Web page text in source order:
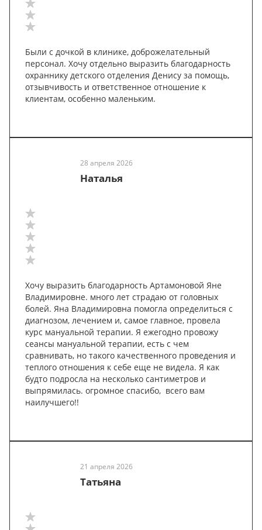
Были с дочкой в клинике, доброжелательный
персонал. Хочу отдельно выразить благодарность
охраннику детского отделения Денису за помощь,
отзывчивость и ответственное отношение к
клиентам, особенно маленьким.
28 апреля 2026
Наталья
Хочу выразить благодарность Артамоновой Яне
Владимировне. много лет страдаю от головных
болей. Яна Владимировна помогла определиться с
диагнозом, лечением и, самое главное, провела
курс мануальной терапии. Я ежегодно провожу
сеансы мануальной терапии, есть с чем
сравнивать, но такого качественного проведения и
теплого отношения к себе еще не видела. Я как
будто подросла на несколько сантиметров и
выпрямилась. огромное спасибо, всего вам
наилучшего!!
21 апреля 2026
Татьяна